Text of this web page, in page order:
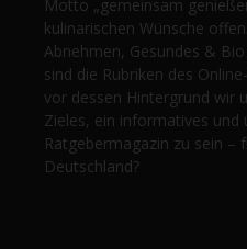
Motto „gemeinsam
kulinarischen Wünsche
Abnehmen, Gesundes &
sind die Rubriken des
vor dessen Hintergrund wir
Zieles, ein informatives und
Ratgebermagazin zu sein –
Deutschland?